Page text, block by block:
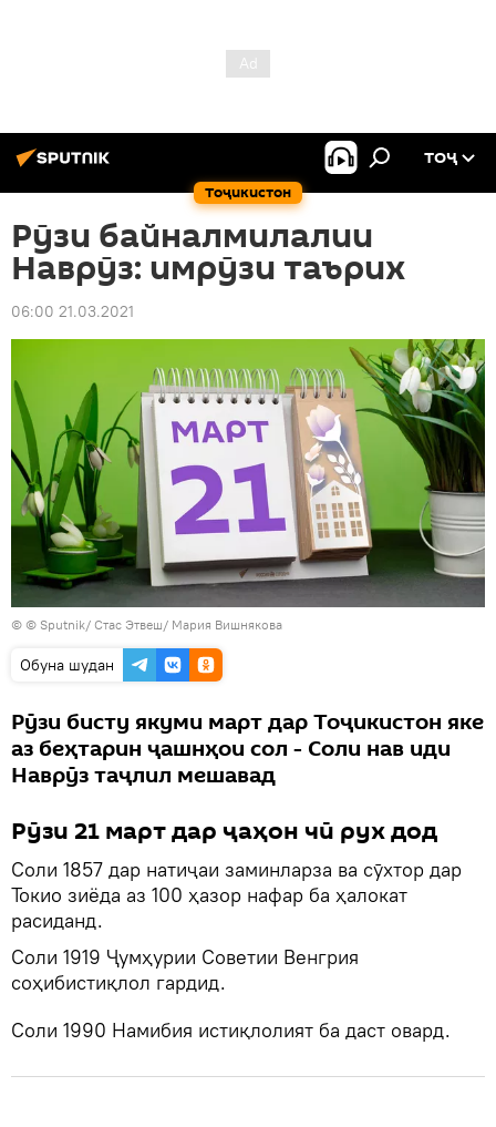
Тоҷикистон
ТОҶ
Рӯзи байналмилалии
Наврӯз: имрӯзи таърих
06:00 21.03.2021
© © Sputnik/ Стас Этвеш/ Мария Вишнякова
Обуна шудан
Рӯзи бисту якуми март дар Тоҷикистон яке
аз беҳтарин ҷашнҳои сол - Соли нав иди
Наврӯз таҷлил мешавад
Рӯзи 21 март дар ҷаҳон чӣ рух дод
Соли 1857 дар натиҷаи заминларза ва сӯхтор дар
Токио зиёда аз 100 ҳазор нафар ба ҳалокат
расиданд.
Соли 1919 Ҷумҳурии Советии Венгрия
соҳибистиқлол гардид.
Соли 1990 Намибия истиқлолият ба даст овард.